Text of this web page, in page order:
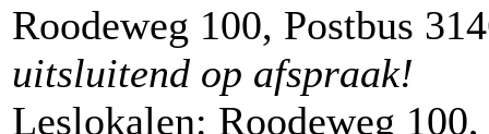
Roodeweg 100, Postbus
uitsluitend op afspraak!
Leslokalen: Roodeweg